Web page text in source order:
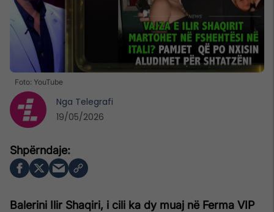
Foto: YouTube
Balerini Ilir Shaqiri, i cili ka dy muaj në Ferma VIP
Nga Telegrafi
19/05/2026